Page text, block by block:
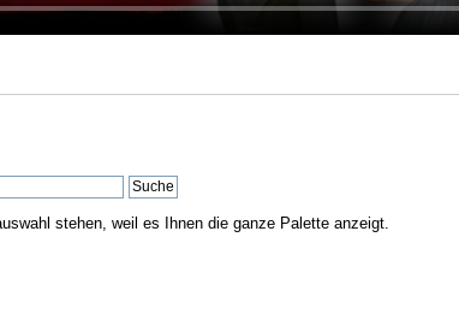
stehen, weil es Ihnen die ganze Palette anzeigt.